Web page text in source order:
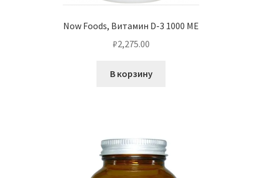
Now Foods, Витамин D-3 1000 МЕ
₽2,275.00
В корзину